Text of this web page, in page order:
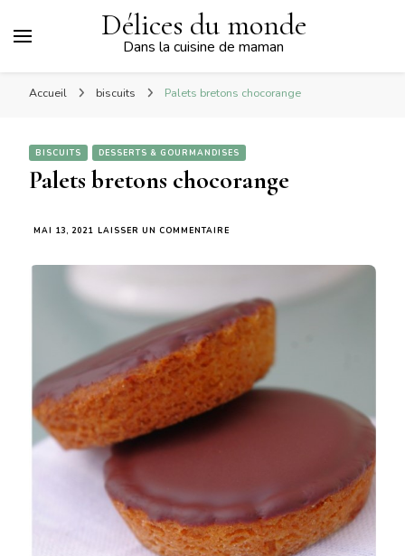
Délices du monde
Dans la cuisine de maman
Accueil biscuits Palets bretons chocorange
BISCUITS DESSERTS & GOURMANDISES
Palets bretons chocorange
MAI 13, 2021 LAISSER UN COMMENTAIRE